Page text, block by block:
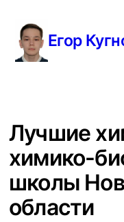
содержимому
Егор
Лучшие
химико-
школы
области